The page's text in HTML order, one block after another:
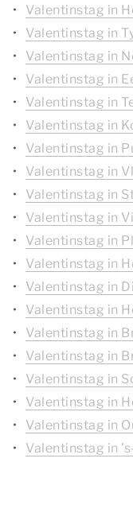
Valentinstag in
Valentinstag in
Valentinstag in
Valentinstag in
Valentinstag in
Valentinstag in
Valentinstag in
Valentinstag in
Valentinstag in
Valentinstag in
Valentinstag in
Valentinstag in
Valentinstag in
Valentinstag in
Valentinstag in
Valentinstag in
Valentinstag in
Valentinstag in
Valentinstag in
Valentinstag in